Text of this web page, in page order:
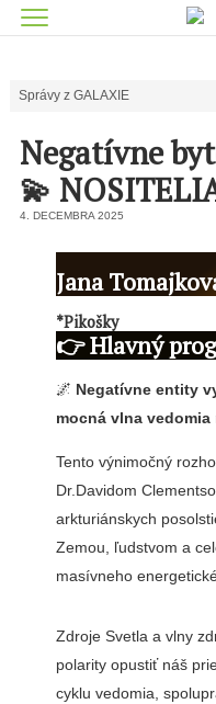
Správy z GALAXIE
Negatívne
💫
4. DECEMBRA 2025
Jana
*Pikošky
👉 Hlavný
🌌 Negatívne entity
mocná vlna vedomia
Tento výnimočný
Dr.Davidom
arkturiánskych
Zemou, ľudstvom a
masívneho
Zdroje Svetla a vlny
polarity opustiť náš
cyklu vedomia,